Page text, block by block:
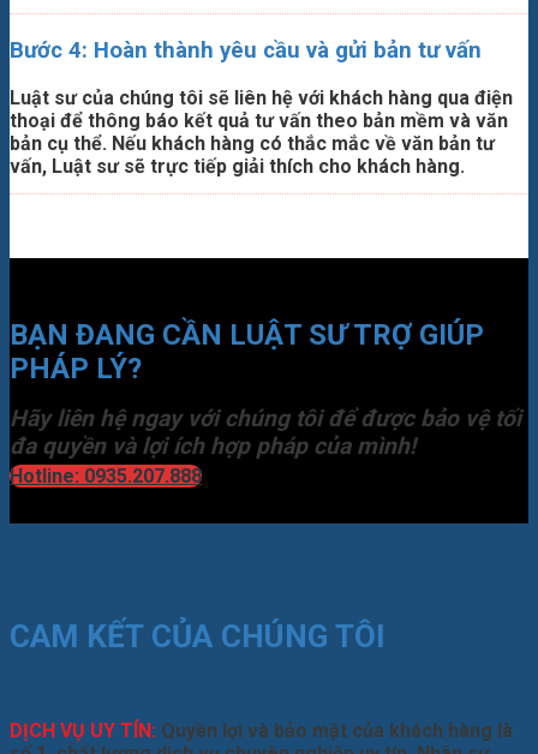
Bước 4: Hoàn thành yêu cầu và gửi bản tư vấn
Luật sư của chúng tôi sẽ liên hệ với khách hàng qua điện
thoại để thông báo kết quả tư vấn theo bản mềm và văn
bản cụ thể. Nếu khách hàng có thắc mắc về văn bản tư
vấn, Luật sư sẽ trực tiếp giải thích cho khách hàng.
BẠN ĐANG CẦN LUẬT SƯ TRỢ GIÚP
PHÁP LÝ?
Hãy liên hệ ngay với chúng tôi để được bảo vệ tối
đa quyền và lợi ích hợp pháp của mình!
Hotline: 0935.207.888
CAM KẾT CỦA CHÚNG TÔI
DỊCH VỤ UY TÍN: Quyền lợi và bảo mật của khách hàng là